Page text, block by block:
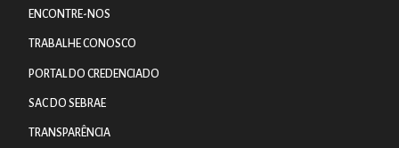
ENCONTRE-NOS
TRABALHE CONOSCO
PORTAL DO CREDENCIADO
SAC DO SEBRAE
TRANSPARÊNCIA